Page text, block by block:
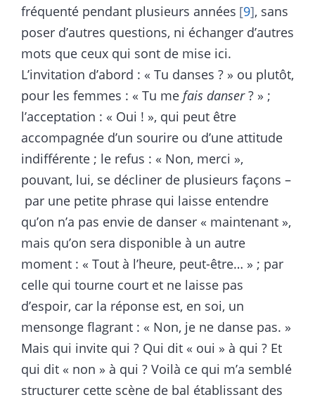
fréquenté pendant plusieurs années 9 , sans
poser d’autres questions, ni échanger d’autres
mots que ceux qui sont de mise ici.
L’invitation d’abord : « Tu danses ? » ou plutôt,
pour les femmes : « Tu me fais danser? » ;
l’acceptation : « Oui ! », qui peut être
accompagnée d’un sourire ou d’une attitude
indifférente ; le refus : « Non, merci »,
pouvant, lui, se décliner de plusieurs façons –
par une petite phrase qui laisse entendre
qu’on n’a pas envie de danser « maintenant »,
mais qu’on sera disponible à un autre
moment : « Tout à l’heure, peut-être… » ; par
celle qui tourne court et ne laisse pas
d’espoir, car la réponse est, en soi, un
mensonge flagrant : « Non, je ne danse pas. »
Mais qui invite qui ? Qui dit « oui » à qui ? Et
qui dit « non » à qui ? Voilà ce qui m’a semblé
structurer cette scène de bal établissant des